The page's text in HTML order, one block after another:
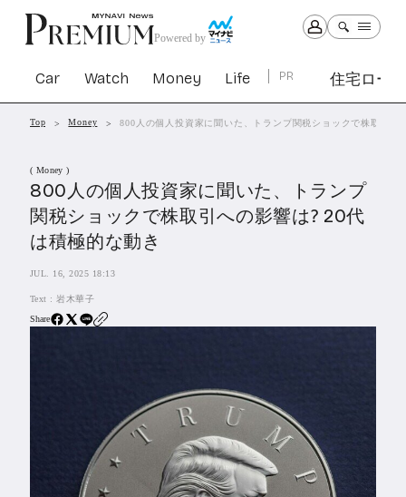
Powered by
Car Watch Money Life PR 住宅ロー
Car1301 Watch Money Life
PR
住宅ローン
SBIネオトレード証券
Feature
Series
Top Money 800人の個人投資家に聞いた、トランプ関税ショックで株取引へ
( Money )
800人の個人投資家に聞いた、トランプ
関税ショックで株取引への影響は? 20代
は積極的な動き
JUL. 16, 2025 18:13
Text : 岩木華子
Share